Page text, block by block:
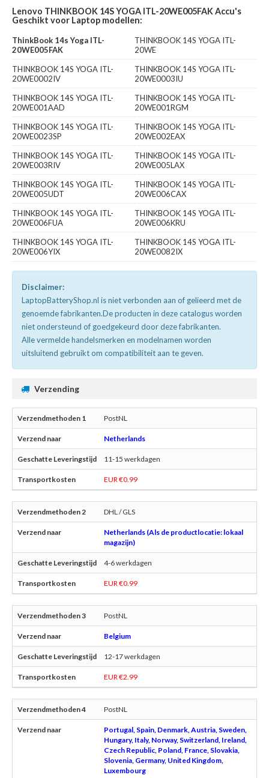
Lenovo THINKBOOK 14S YOGA ITL-20WE005FAK Accu's
Geschikt voor Laptop modellen:
ThinkBook 14s Yoga ITL-
20WE005FAK
THINKBOOK 14S YOGA ITL-
20WE
THINKBOOK 14S YOGA ITL-
20WE0002IV
THINKBOOK 14S YOGA ITL-
20WE0003IU
THINKBOOK 14S YOGA ITL-
20WE001AAD
THINKBOOK 14S YOGA ITL-
20WE001RGM
THINKBOOK 14S YOGA ITL-
20WE0023SP
THINKBOOK 14S YOGA ITL-
20WE002EAX
THINKBOOK 14S YOGA ITL-
20WE003RIV
THINKBOOK 14S YOGA ITL-
20WE005LAX
THINKBOOK 14S YOGA ITL-
20WE005UDT
THINKBOOK 14S YOGA ITL-
20WE006CAX
THINKBOOK 14S YOGA ITL-
20WE006FUA
THINKBOOK 14S YOGA ITL-
20WE006KRU
THINKBOOK 14S YOGA ITL-
20WE006YIX
THINKBOOK 14S YOGA ITL-
20WE0082IX
Disclaimer:
LaptopBatteryShop.nl is niet verbonden aan of gelieerd met de
genoemde fabrikanten.De producten in deze catalogus worden
niet ondersteund of goedgekeurd door deze fabrikanten.
Alle vermelde handelsmerken en modelnamen worden
uitsluitend gebruikt om compatibiliteit aan te geven.
Verzending
PostNL
Netherlands
11-15 werkdagen
EUR €0.99
DHL / GLS
Netherlands (Als de productlocatie: lokaal
magazijn)
4-6 werkdagen
EUR €0.99
PostNL
Belgium
12-17 werkdagen
EUR €2.99
PostNL
Portugal, Spain, Denmark, Austria, Sweden,
Hungary, Italy, Norway, Switzerland, Ireland,
Czech Republic, Poland, France, Slovakia,
Slovenia, Germany, United Kingdom,
Luxembourg